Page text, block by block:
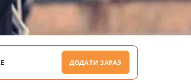
ДОДАТИ ЗАРАЗ